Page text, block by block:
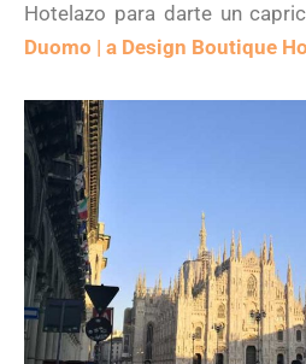
Hotelazo para darte un
Duomo | a Design Boutique